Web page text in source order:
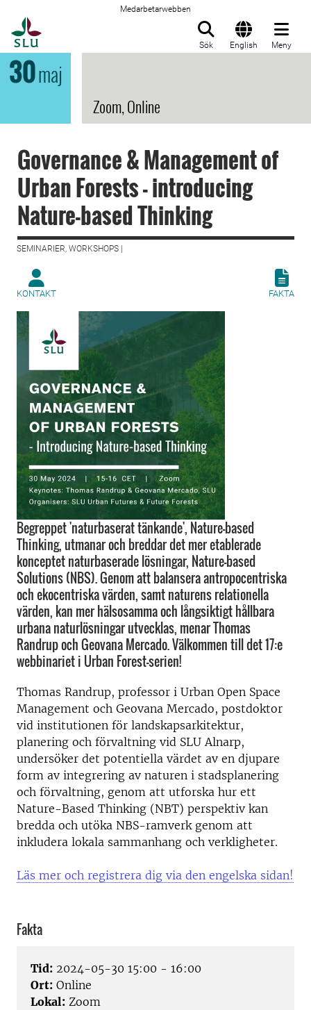
Medarbetarwebben
Sök English Meny
30maj
Zoom, Online
Governance & Management of
Urban Forests - introducing
Nature-based Thinking
SEMINARIER, WORKSHOPS |
KONTAKT FAKTA
Begreppet 'naturbaserat tänkande', Nature-based
Thinking, utmanar och breddar det mer etablerade
konceptet naturbaserade lösningar, Nature-based
Solutions (NBS). Genom att balansera antropocentriska
och ekocentriska värden, samt naturens relationella
värden, kan mer hälsosamma och långsiktigt hållbara
urbana naturlösningar utvecklas, menar Thomas
Randrup och Geovana Mercado. Välkommen till det 17:e
webbinariet i Urban Forest-serien!
Thomas Randrup, professor i Urban Open Space
Management och Geovana Mercado, postdoktor
vid institutionen för landskapsarkitektur,
planering och förvaltning vid SLU Alnarp,
undersöker det potentiella värdet av en djupare
form av integrering av naturen i stadsplanering
och förvaltning, genom att utforska hur ett
Nature-Based Thinking (NBT) perspektiv kan
bredda och utöka NBS-ramverk genom att
inkludera lokala sammanhang och verkligheter.
Läs mer och registrera dig via den engelska sidan!
Fakta
Tid: 2024-05-30 15:00 - 16:00
Ort: Online
Lokal: Zoom